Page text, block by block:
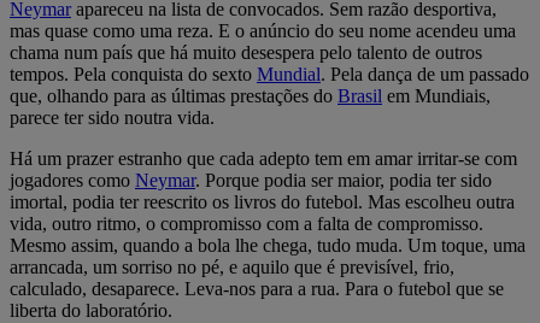
Neymarapareceu na lista de convocados. Sem razão desportiva,
mas quase como uma reza. E o anúncio do seu nome acendeu uma
chama num país que há muito desespera pelo talento de outros
tempos. Pela conquista do sexto Mundial. Pela dança de um passado
que, olhando para as últimas prestações do Brasil em Mundiais,
parece ter sido noutra vida.
Há um prazer estranho que cada adepto tem em amar irritar-se com
jogadores como Neymar. Porque podia ser maior, podia ter sido
imortal, podia ter reescrito os livros do futebol. Mas escolheu outra
vida, outro ritmo, o compromisso com a falta de compromisso.
Mesmo assim, quando a bola lhe chega, tudo muda. Um toque, uma
arrancada, um sorriso no pé, e aquilo que é previsível, frio,
calculado, desaparece. Leva-nos para a rua. Para o futebol que se
liberta do laboratório.